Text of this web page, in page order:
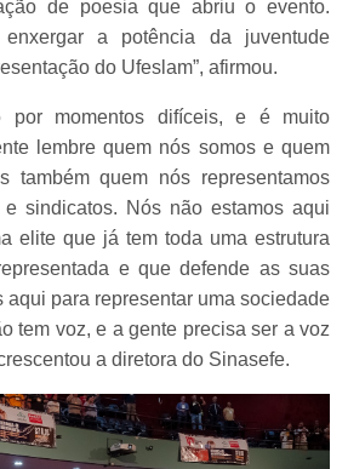
de poesia que abriu o evento.
enxergar a potência da juventude
do Ufeslam”, afirmou.
por momentos difíceis, e é muito
lembre quem nós somos e quem
também quem nós representamos
sindicatos. Nós não estamos aqui
elite que já tem toda uma estrutura
e que defende as suas
aqui para representar uma sociedade
tem voz, e a gente precisa ser a voz
a diretora do Sinasefe.